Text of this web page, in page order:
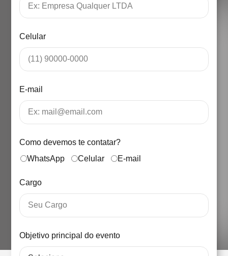
Celular
E-mail
Como devemos te contatar?
WhatsApp
Celular E-mail
Cargo
Objetivo principal do evento